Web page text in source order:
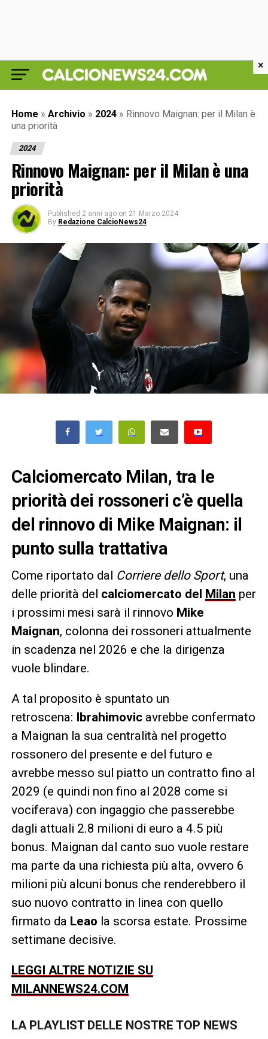
Home » Archivio » 2024 » Rinnovo Maignan: per il Milan è
una priorità
2024
Rinnovo Maignan: per il Milan è una
priorità
Published 2 anni ago on 21 Marzo 2024
By Redazione CalcioNews24
Calciomercato Milan, tra le
priorità dei rossoneri c’è quella
del rinnovo di Mike Maignan: il
punto sulla trattativa
Come riportato dal Corriere dello Sport, una
delle priorità del calciomercato del Milan per
i prossimi mesi sarà il rinnovo Mike
Maignan, colonna dei rossoneri attualmente
in scadenza nel 2026 e che la dirigenza
vuole blindare.
A tal proposito è spuntato un
retroscena: Ibrahimovic avrebbe confermato
a Maignan la sua centralità nel progetto
rossonero del presente e del futuro e
avrebbe messo sul piatto un contratto fino al
2029 (e quindi non fino al 2028 come si
vociferava) con ingaggio che passerebbe
dagli attuali 2.8 milioni di euro a 4.5 più
bonus. Maignan dal canto suo vuole restare
ma parte da una richiesta più alta, ovvero 6
milioni più alcuni bonus che renderebbero il
suo nuovo contratto in linea con quello
firmato da Leao la scorsa estate. Prossime
settimane decisive.
LEGGI ALTRE NOTIZIE SU
MILANNEWS24.COM
LA PLAYLIST DELLE NOSTRE TOP NEWS
×